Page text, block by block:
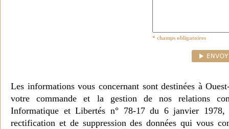
* champs obligatoires
Les informations vous concernant sont destinées à
votre commande et la gestion de nos relations
Informatique et Libertés n° 78-17 du 6 janvier 1978,
rectification et de suppression des données qui vous